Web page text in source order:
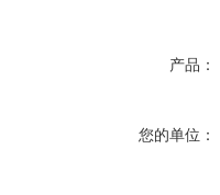
产品：
您的单位：